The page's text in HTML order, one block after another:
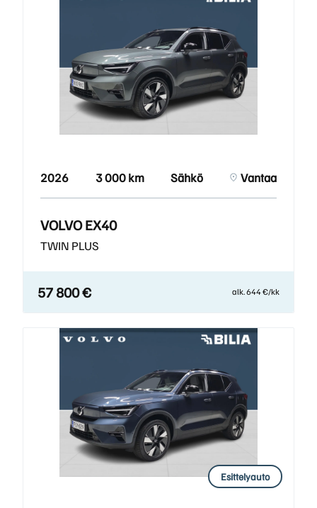
2026 3 000 km Sähkö Vantaa
VOLVO EX40
TWIN PLUS
57 800 € alk. 644 €/kk
Esittelyauto